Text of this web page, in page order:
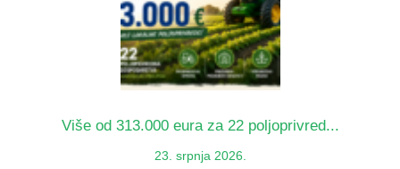
Više od 313.000 eura za 22 poljoprivred...
23. srpnja 2026.